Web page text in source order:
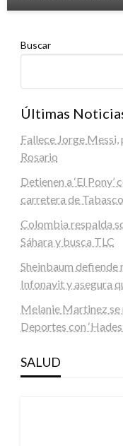
Buscar
Últimas
Fallece Jorge Messi,
Rosario
Detienen a ‘El
carretera de Tabasco
Colombia respalda
Sáhara y busca TLC
Sheinbaum
Infonavit y asegura
Melanie Martinez se
Deportes con
SALUD